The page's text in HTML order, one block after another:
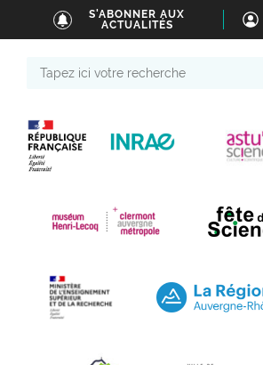
S'ABONNER AUX
ACTUALITÉS